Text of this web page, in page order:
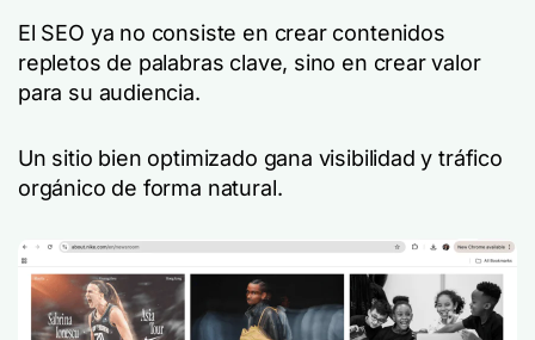
El SEO ya no consiste en crear contenidos
repletos de palabras clave, sino en crear valor
para su audiencia.
Un sitio bien optimizado gana visibilidad y tráfico
orgánico de forma natural.